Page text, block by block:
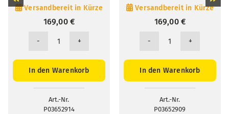
Versandbereit in Kürze
169,00€
CK4
1
m
-
-40...+100°C
Menge
In den Warenkorb
Art.-Nr.
P03652914
Versandbereit in Kürze
169,00€
CK1
1
m
-
-40...+100°C
Menge
In den Warenkorb
Art.-Nr.
P03652909